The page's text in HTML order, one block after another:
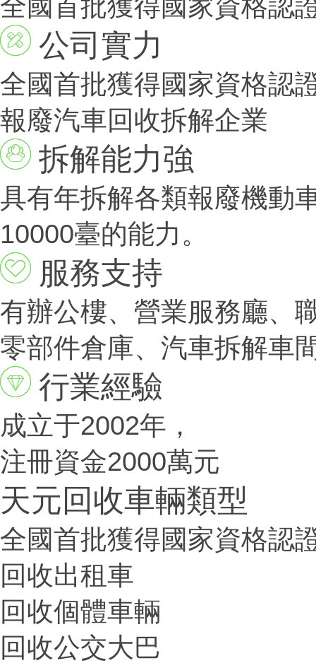
公司實力
全國首批獲得國家資格認
報廢汽車回收拆解企業
拆解能力強
具有年拆解各類報廢機動
10000臺的能力。
服務支持
有辦公樓、營業服務廳、
零部件倉庫、汽車拆解車
行業經驗
成立于2002年，
注冊資金2000萬元
天元回收車輛類型
全國首批獲得國家資格認
回收出租車
回收個體車輛
回收公交大巴